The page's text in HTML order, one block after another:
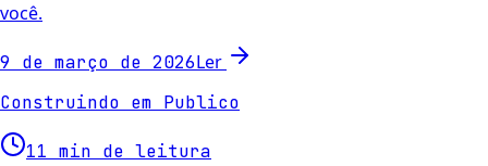
você.
9 de março de 2026Ler
Construindo em Publico
11 min de leitura